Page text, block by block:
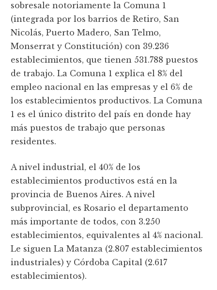
sobresale notoriamente la Comuna 1
(integrada por los barrios de Retiro, San
Nicolás, Puerto Madero, San Telmo,
Monserrat y Constitución) con 39.236
establecimientos, que tienen 531.788 puestos
de trabajo. La Comuna 1 explica el 8% del
empleo nacional en las empresas y el 6% de
los establecimientos productivos. La Comuna
1 es el único distrito del país en donde hay
más puestos de trabajo que personas
residentes.
A nivel industrial, el 40% de los
establecimientos productivos está en la
provincia de Buenos Aires. A nivel
subprovincial, es Rosario el departamento
más importante de todos, con 3.250
establecimientos, equivalentes al 4% nacional.
Le siguen La Matanza (2.807 establecimientos
industriales) y Córdoba Capital (2.617
establecimientos).